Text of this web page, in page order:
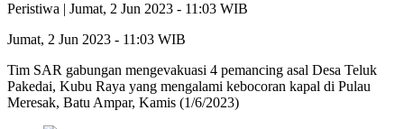
Peristiwa | Jumat, 2 Jun 2023 - 11:03 WIB
Jumat, 2 Jun 2023 - 11:03 WIB
Tim SAR gabungan mengevakuasi 4 pemancing asal Desa Teluk
Pakedai, Kubu Raya yang mengalami kebocoran kapal di Pulau
Meresak, Batu Ampar, Kamis (1/6/2023)